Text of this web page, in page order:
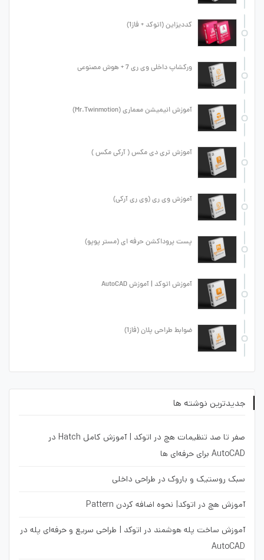
کددیزاین (اتوکد + فاز1)
ورکشاپ داخلی وی ری 7 + هوش مصنوعی
آموزش انیمیشن معماری (Mr.Twinmotion)
آموزش تری دی مکس ( آرکی مکس )
آموزش وی ری (وی ری آرکی)
پست پروداکشن حرفه ای (مستر پوپو)
آموزش اتوکد | آموزش AutoCAD
ضوابط طراحی پلان (فاز1)
جدیدترین نوشته ها
صفر تا صد تنظیمات هچ در اتوکد | آموزش کامل Hatch در
AutoCAD برای حرفه‌ای ها
سبک روستیک و باروک در طراحی داخلی
آموزش هچ در اتوکد| نحوه اضافه کردن Pattern
آموزش ساخت پله هوشمند در اتوکد | طراحی سریع و حرفه‌ای پله در
AutoCAD